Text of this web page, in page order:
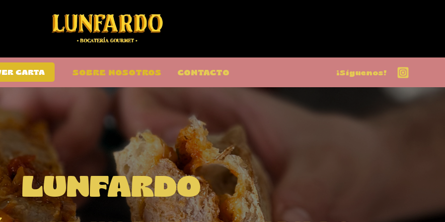
CARTA SOBRE NOSOTROS CONTACTO ¡Síguenos!
LUNFARDO